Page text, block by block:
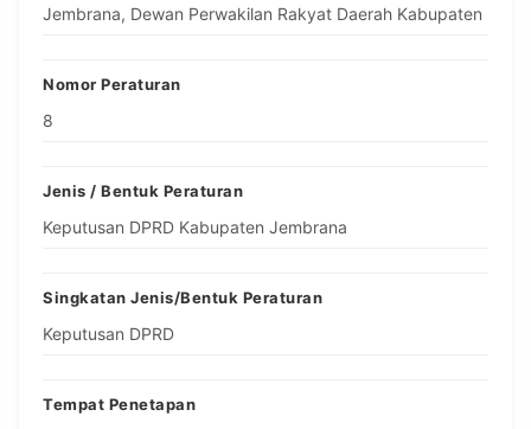
Jembrana, Dewan Perwakilan Rakyat Daerah Kabupaten
Nomor Peraturan
8
Jenis / Bentuk Peraturan
Keputusan DPRD Kabupaten Jembrana
Singkatan Jenis/Bentuk Peraturan
Keputusan DPRD
Tempat Penetapan